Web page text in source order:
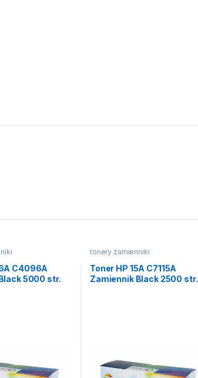
C4096A
5000 str.
tonery zamienniki
Toner HP 15A C7115A
Zamiennik Black 2500 str.